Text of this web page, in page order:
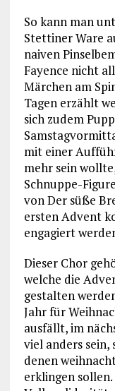
So kann man
Stettiner Ware
naiven
Fayence nicht
Märchen am
Tagen erzählt
sich zudem
mit einer
mehr sein
Schnuppe-
von Der süße
ersten Advent
engagiert
Dieser Chor
welche die
gestalten
Jahr für
ausfällt, im
viel anders sein,
denen
erklingen